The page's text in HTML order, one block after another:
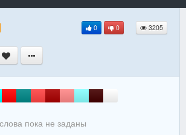
0 0 3205
пока не заданы